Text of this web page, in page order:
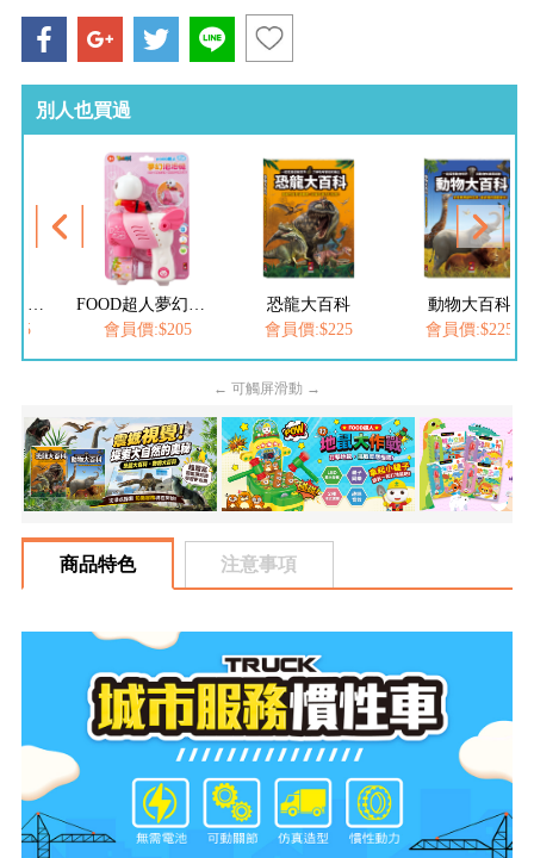
別人也買過
會員價:$205
恐龍大百科
會員價:$225
動物大百科
會員價:$225
← 可觸屏滑動 →
商品特色 注意事項